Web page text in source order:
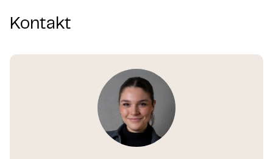
Kontakt